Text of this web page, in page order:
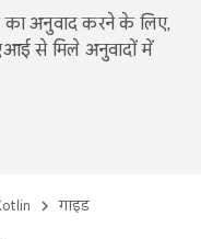
का अनुवाद करने के लिए,
से मिले अनुवादों में
गाइड